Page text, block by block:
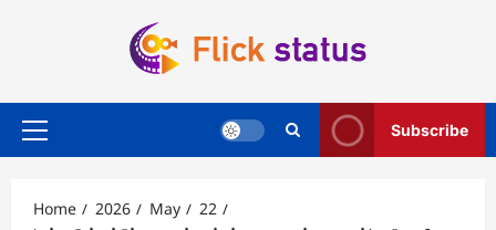
Primary
Subscribe
Home 2026 May
22